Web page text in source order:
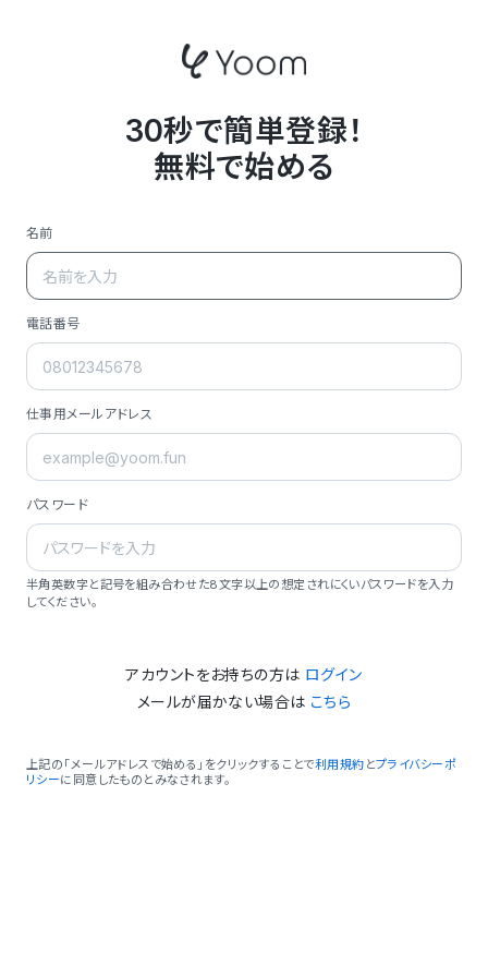
30秒で簡単登録！
無料で始める
名前
電話番号
仕事用メールアドレス
パスワード
半角英数字と記号を組み合わせた8文字以上の想定されにくいパスワードを入力
してください。
アカウントをお持ちの方は ログイン
メールが届かない場合は こちら
上記の「メールアドレスで始める」をクリックすることで利用規約 とプライバシーポ
リシーに同意したものとみなされます。